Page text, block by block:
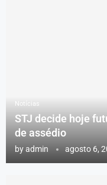
Notícias
STJ decide hoje
de assédio
byadmin agosto 6,